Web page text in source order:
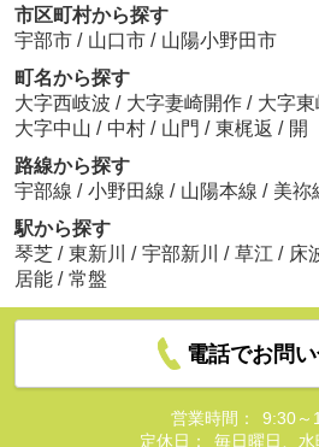
市区町村から探す
宇部市 / 山口市 / 山陽小野田市
町名から探す
大字西岐波 / 大字妻崎開作 / 大字東
大字中山 / 中村 / 山門 / 東梶返 / 開
路線から探す
宇部線 / 小野田線 / 山陽本線 / 美祢
駅から探す
琴芝 / 東新川 / 宇部新川 / 草江 / 床
居能 / 常盤
電話でお問
営業時間：
9:30～
定休日：
毎日曜日、水